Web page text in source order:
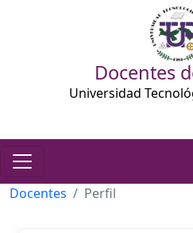
Docentes
Universidad
Docentes Perfil